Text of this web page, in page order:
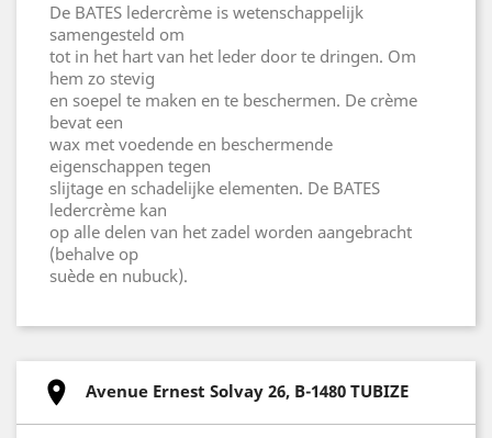
De BATES ledercrème is wetenschappelijk
samengesteld om
tot in het hart van het leder door te dringen. Om
hem zo stevig
en soepel te maken en te beschermen. De crème
bevat een
wax met voedende en beschermende
eigenschappen tegen
slijtage en schadelijke elementen. De BATES
ledercrème kan
op alle delen van het zadel worden aangebracht
(behalve op
suède en nubuck).
Avenue Ernest Solvay 26, B-1480 TUBIZE